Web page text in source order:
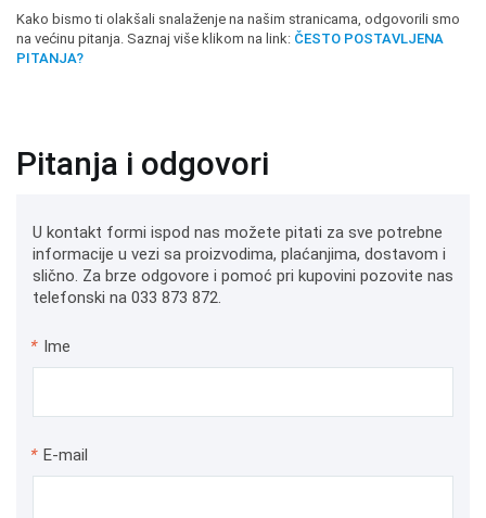
Kako bismo ti olakšali snalaženje na našim stranicama, odgovorili smo
na većinu pitanja. Saznaj više klikom na link: ČESTO POSTAVLJENA
PITANJA?
Pitanja i odgovori
U kontakt formi ispod nas možete pitati za sve potrebne
informacije u vezi sa proizvodima, plaćanjima, dostavom i
slično. Za brze odgovore i pomoć pri kupovini pozovite nas
telefonski na 033 873 872.
* Ime
* E-mail